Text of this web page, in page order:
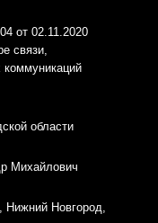
от 02.11.2020
связи,
области
Михайлович
Нижний Новгород,